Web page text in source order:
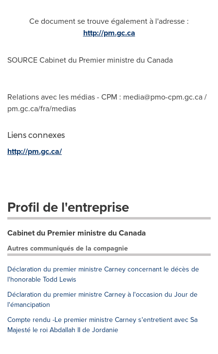
Ce document se trouve également à l'adresse :
http://pm.gc.ca
SOURCE Cabinet du Premier ministre du Canada
Relations avec les médias - CPM : media@pmo-cpm.gc.ca/
pm.gc.ca/fra/medias
Liens connexes
http://pm.gc.ca/
Profil de l'entreprise
Cabinet du Premier ministre du Canada
Autres communiqués de la compagnie
Déclaration du premier ministre Carney concernant le décès de
l'honorable Todd Lewis
Déclaration du premier ministre Carney à l'occasion du Jour de
l'émancipation
Compte rendu -Le premier ministre Carney s'entretient avec Sa
Majesté le roi Abdallah II de Jordanie